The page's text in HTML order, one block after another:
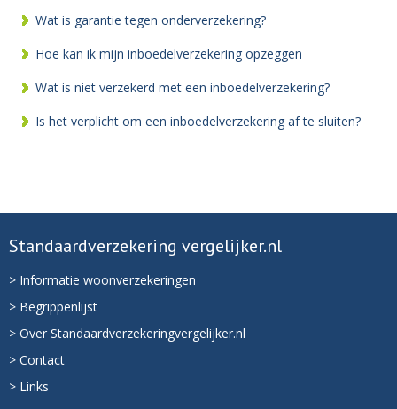
Wat is garantie tegen onderverzekering?
Hoe kan ik mijn inboedelverzekering opzeggen
Wat is niet verzekerd met een inboedelverzekering?
Is het verplicht om een inboedelverzekering af te sluiten?
Standaardverzekering vergelijker.nl
> Informatie woonverzekeringen
> Begrippenlijst
> Over Standaardverzekeringvergelijker.nl
> Contact
> Links